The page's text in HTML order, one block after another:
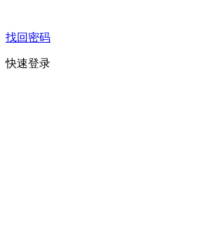
找回密码
快速登录